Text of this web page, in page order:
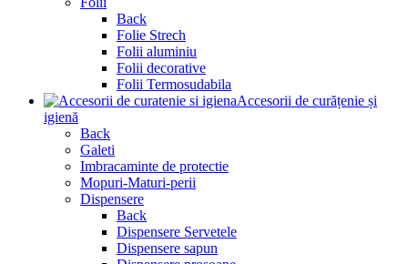
Back
Folie Strech
Folii aluminiu
Folii decorative
Folii Termosudabila
Accesorii de curățenie și
igienă
Back
Galeti
Imbracaminte de protectie
Mopuri-Maturi-perii
Dispensere
Back
Dispensere Servetele
Dispensere sapun